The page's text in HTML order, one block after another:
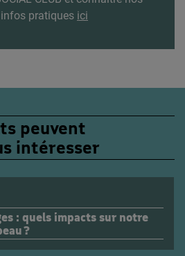
pratiques ici
peuvent
intéresser
: quels impacts sur notre
?